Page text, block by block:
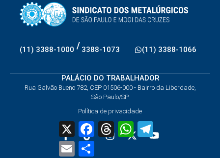
(11) 3388-1000 / 3388-1073 (11) 3388-1066
PALÁCIO DO TRABALHADOR
Rua Galvão Bueno 782, CEP 01506-000 - Bairro da Liberdade,
São Paulo/SP
Política de privacidade
X FacebookThreadsWhatsApp
Email